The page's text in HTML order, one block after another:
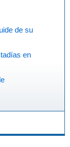
de su
en